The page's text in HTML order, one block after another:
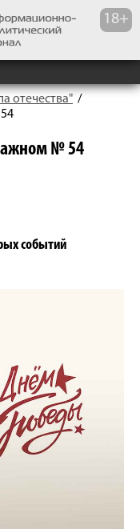
отечества" /
№ 54
событий